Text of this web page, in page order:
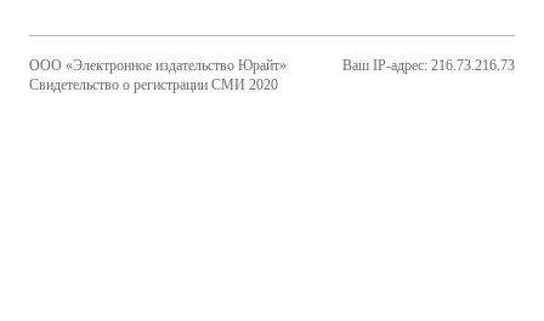
ООО «Электронное издательство Юрайт»
Свидетельство о регистрации СМИ 2020
Ваш IP-адрес: 216.73.216.73